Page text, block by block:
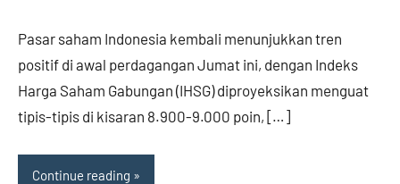
Pasar saham Indonesia kembali menunjukkan tren
positif di awal perdagangan Jumat ini, dengan Indeks
Harga Saham Gabungan (IHSG) diproyeksikan menguat
tipis-tipis di kisaran 8.900-9.000 poin, […]
Continue reading